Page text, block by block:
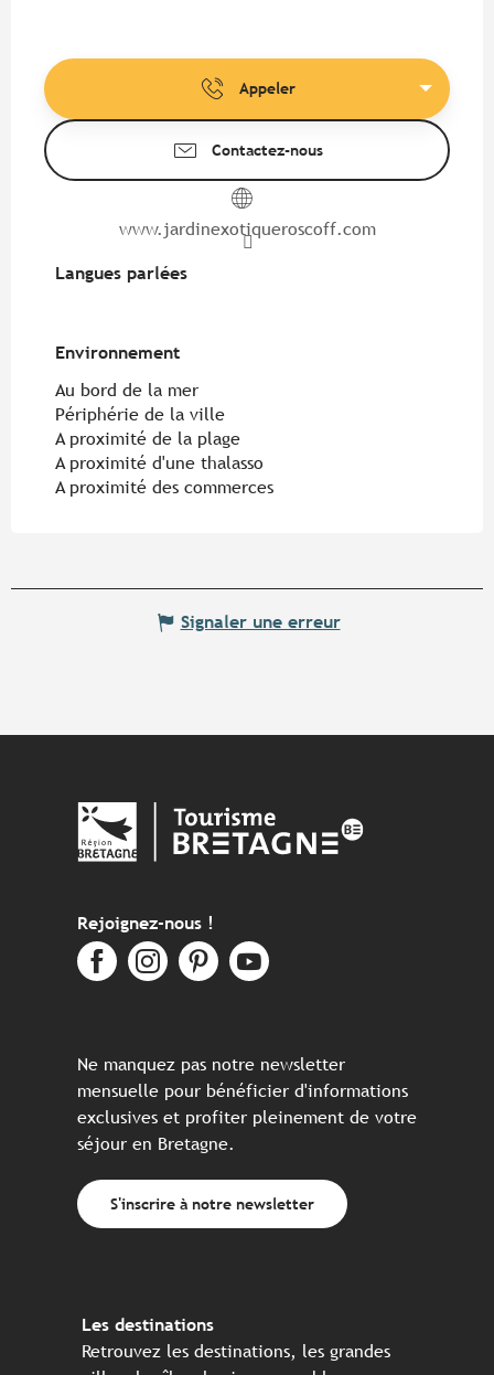
Appeler
Contactez-nous
www.jardinexotiqueroscoff.com
Langues parlées
Langues parlées
Environnement
Environnement
Au bord de la mer
Périphérie de la ville
A proximité de la plage
A proximité d'une thalasso
A proximité des commerces
Signaler une erreur
Rejoignez-nous !
Ne manquez pas notre newsletter
mensuelle pour bénéficier d'informations
exclusives et profiter pleinement de votre
séjour en Bretagne.
S'inscrire à notre newsletter
Les destinations
Retrouvez les destinations, les grandes